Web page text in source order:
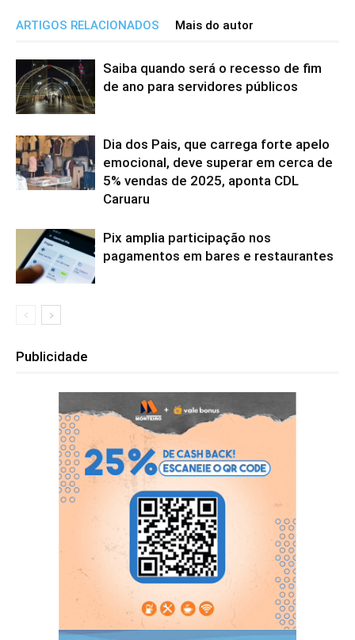
ARTIGOS RELACIONADOS Mais do autor
Saiba quando será o recesso de fim
de ano para servidores públicos
Dia dos Pais, que carrega forte apelo
emocional, deve superar em cerca de
5% vendas de 2025, aponta CDL
Caruaru
Pix amplia participação nos
pagamentos em bares e restaurantes
Publicidade